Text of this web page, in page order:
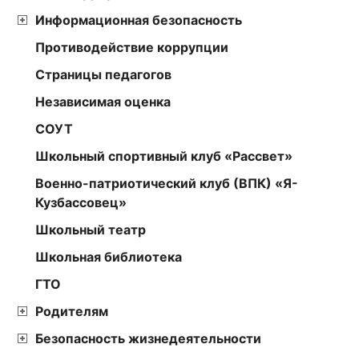
Информационная безопасность
Противодействие коррупции
Страницы педагогов
Независимая оценка
СОУТ
Школьный спортивный клуб «Рассвет»
Военно-патриотический клуб (ВПК) «Я-
Кузбассовец»
Школьный театр
Школьная библиотека
ГТО
Родителям
Безопасность жизнедеятельности